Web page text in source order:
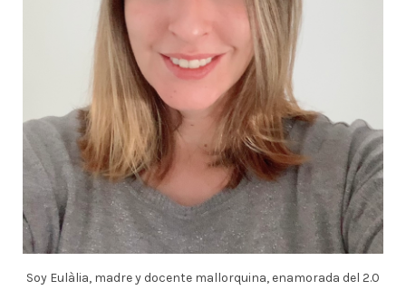
Soy Eulàlia, madre y docente mallorquina, enamorada del 2.0